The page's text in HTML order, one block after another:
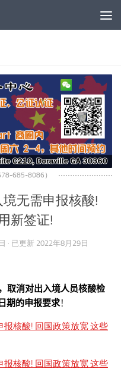
685-8086）
无需申报核酸!
新签证!
· 已更新 2022年8月29日
取消对出入境人员核酸检
期的申报要求！